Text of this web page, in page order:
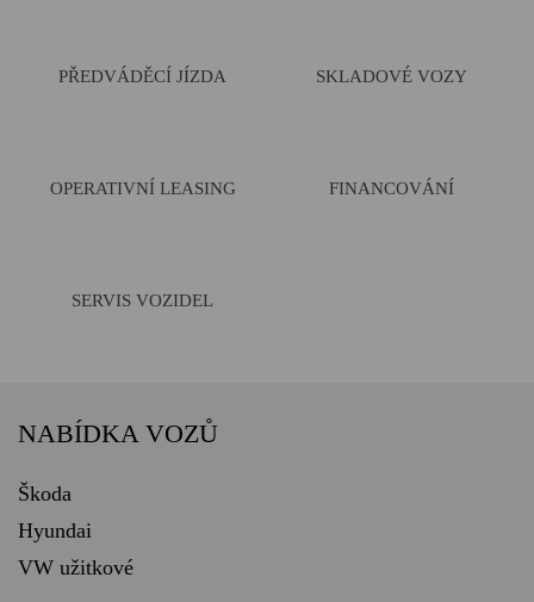
PŘEDVÁDĚCÍ JÍZDA SKLADOVÉ VOZY
OPERATIVNÍ LEASING FINANCOVÁNÍ
SERVIS VOZIDEL
NABÍDKA VOZŮ
Škoda
Hyundai
VW užitkové